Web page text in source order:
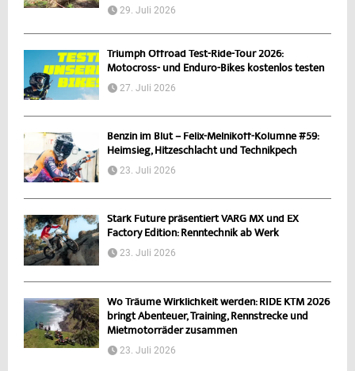
29. Juli 2026
Triumph Offroad Test-Ride-Tour 2026:
Motocross- und Enduro-Bikes kostenlos testen
27. Juli 2026
Benzin im Blut – Felix-Melnikoff-Kolumne #59:
Heimsieg, Hitzeschlacht und Technikpech
23. Juli 2026
Stark Future präsentiert VARG MX und EX
Factory Edition: Renntechnik ab Werk
23. Juli 2026
Wo Träume Wirklichkeit werden: RIDE KTM 2026
bringt Abenteuer, Training, Rennstrecke und
Mietmotorräder zusammen
23. Juli 2026